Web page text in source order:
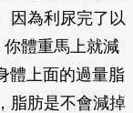
因為利尿完了以
體重馬上就減
體上面的過量脂
脂肪是不會減掉